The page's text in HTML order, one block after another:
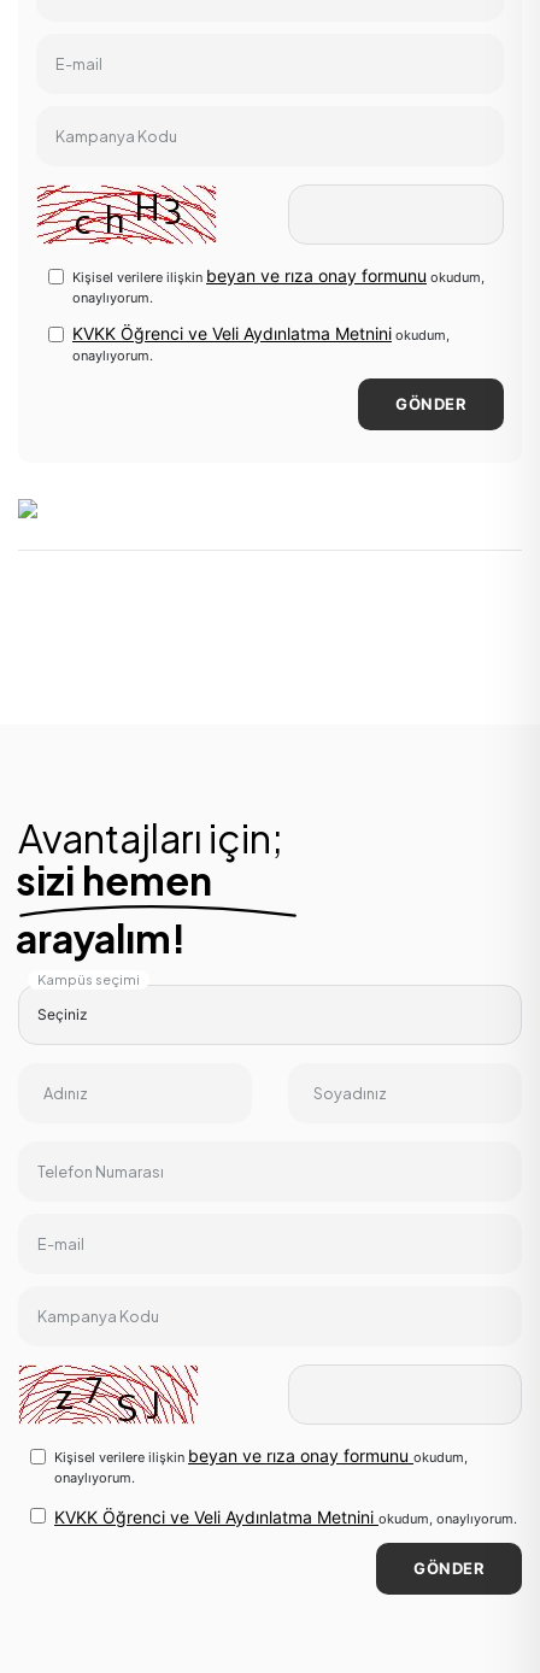
E-mail
Kampanya Kodu
Kişisel verilere ilişkin beyan ve rıza onay formunu okudum,
onaylıyorum.
KVKK Öğrenci ve Veli Aydınlatma Metnini okudum,
onaylıyorum.
GÖNDER
Avantajları için;
sizi hemen
arayalım!
Kampüs seçimi
Adınız Soyadınız
Telefon Numarası
E-mail
Kampanya Kodu
Kişisel verilere ilişkin beyan ve rıza onay formunu okudum,
onaylıyorum.
KVKK Öğrenci ve Veli Aydınlatma Metnini okudum, onaylıyorum.
GÖNDER